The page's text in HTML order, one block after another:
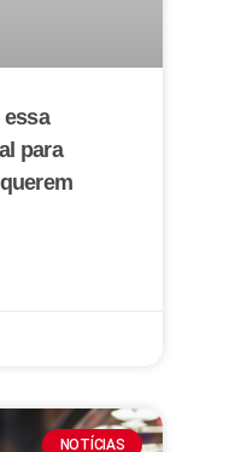
essa
para
NOTÍCIAS